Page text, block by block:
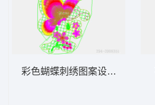
彩色蝴蝶刺绣图案设计图